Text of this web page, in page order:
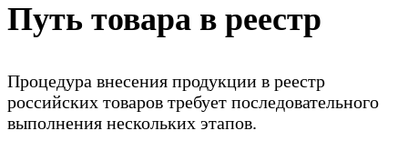
Путь товара в реестр
Процедура внесения продукции в реестр
российских товаров требует последовательного
выполнения нескольких этапов.